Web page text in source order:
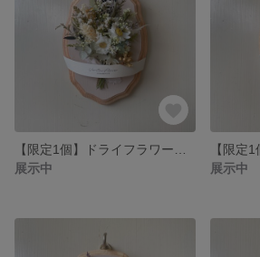
展示中
展示中